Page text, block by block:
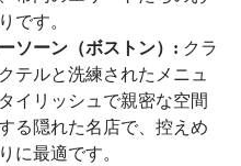
です。
ソーン（ボストン）: クラ
テルと洗練されたメニュ
イリッシュで親密な空間
る隠れた名店で、控えめ
に最適です。